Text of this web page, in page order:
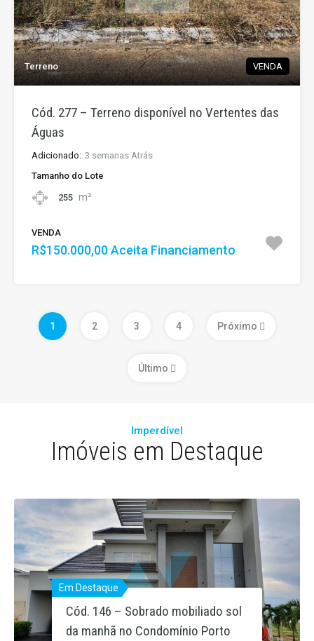
Terreno VENDA
Cód. 277 – Terreno disponível no Vertentes das
Águas
Adicionado: 3 semanas Atrás
Tamanho do Lote
255 m²
VENDA
R$150.000,00 Aceita Financiamento
1 2 3 4 Próximo
Último
Imperdível
Imóveis em Destaque
Em Destaque
Cód. 146 – Sobrado mobiliado sol
da manhã no Condomínio Porto
Em Destaque
Condominio fechado de Sobrados
prontos TERRAZ no bairro